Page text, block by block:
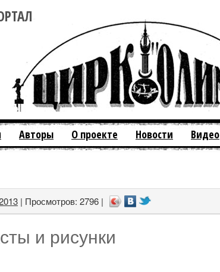
Авторы О проекте Новости Видео
| Просмотров: 2796 |
и рисунки